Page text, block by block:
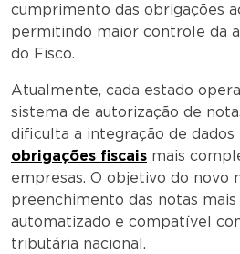
cumprimento das obrigações
permitindo maior controle da
do Fisco.
Atualmente, cada estado
sistema de autorização de
dificulta a integração de dados
obrigações fiscais mais
empresas. O objetivo do novo
preenchimento das notas
automatizado e compatível
tributária nacional.